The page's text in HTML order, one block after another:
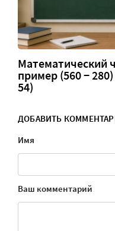
Математический
пример (560 − 280)
54)
ДОБАВИТЬ
Имя
Ваш комментарий